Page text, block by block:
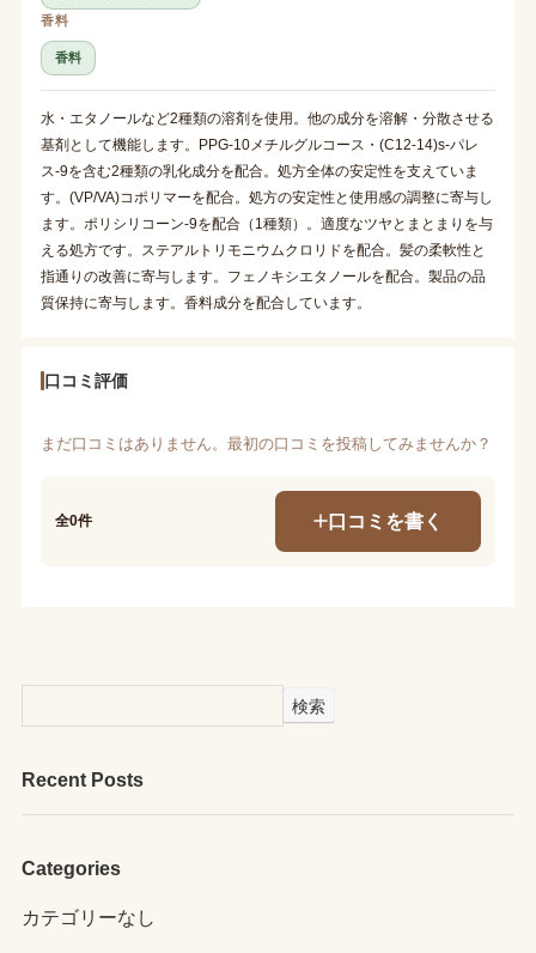
香料
香料
水・エタノールなど2種類の溶剤を使用。他の成分を溶解・分散させる
基剤として機能します。PPG-10メチルグルコース・(C12-14)s-パレ
ス-9を含む2種類の乳化成分を配合。処方全体の安定性を支えていま
す。(VP/VA)コポリマーを配合。処方の安定性と使用感の調整に寄与し
ます。ポリシリコーン-9を配合（1種類）。適度なツヤとまとまりを与
える処方です。ステアルトリモニウムクロリドを配合。髪の柔軟性と
指通りの改善に寄与します。フェノキシエタノールを配合。製品の品
質保持に寄与します。香料成分を配合しています。
口コミ評価
まだ口コミはありません。最初の口コミを投稿してみませんか？
全0件 口コミを書く
検索
Recent Posts
Categories
カテゴリーなし